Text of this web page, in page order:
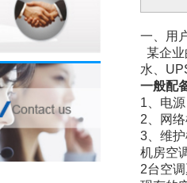
一、用
某企
水、
一般配
1、电
2、网
3、维
机房空
2台空